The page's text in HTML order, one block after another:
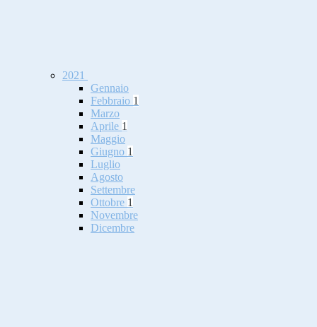
2021
Gennaio
Febbraio 1
Marzo
Aprile 1
Maggio
Giugno 1
Luglio
Agosto
Settembre
Ottobre 1
Novembre
Dicembre